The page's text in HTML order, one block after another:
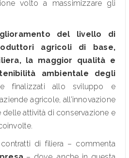
volto a massimizzare gli
del livello di
agricoli di base,
la maggior qualità e
ambientale degli
finalizzati allo sviluppo e
agricole, all’innovazione
attività di conservazione e
contratti di filiera – commenta